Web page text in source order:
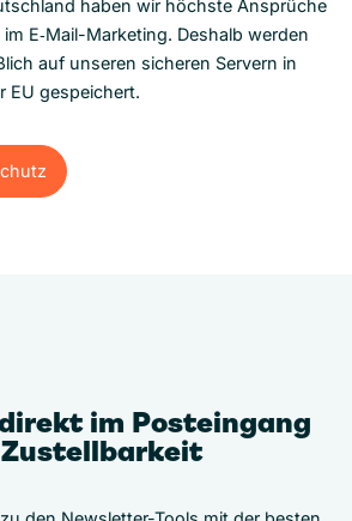
haben wir höchste Ansprüche
E‑Mail-Marketing. Deshalb werden
auf unseren sicheren Servern in
EU gespeichert.
im Posteingang